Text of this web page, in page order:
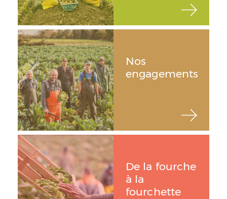
Nos
engagements
De la fourche
à la
fourchette